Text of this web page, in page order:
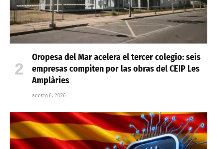
Oropesa del Mar acelera el tercer colegio: seis
empresas compiten por las obras del CEIP Les
Amplàries
agosto 6, 2026